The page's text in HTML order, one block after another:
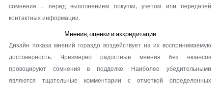
сомнения – перед выполнением покупки, учетом или передачей
контактных информации.
Мнения, оценки и аккредитации
Дизайн показа мнений гораздо воздействует на их воспринимаемую
достоверность. Чрезмерно радостные мнения без нюансов
провоцируют сомнения в подделке. Наиболее убедительными
являются тщательные комментарии с отметкой определенных